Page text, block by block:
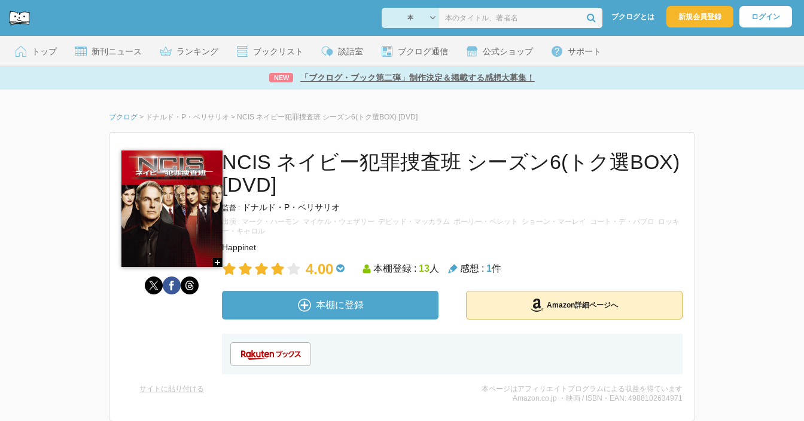
ブクログとは 新規会員登録 ログイン
トップ 新刊ニュース ランキング ブックリスト 談話室 ブクログ通信 公式ショップ サポート
NEW 「ブクログ・ブック第二弾」制作決定＆掲載する感想大募集！
ブクログ > ドナルド・P・ベリサリオ > NCIS ネイビー犯罪捜査班 シーズン6(トク選BOX) [DVD]
NCIS ネイビー犯罪捜査班 シーズン6(トク選BOX)
[DVD]
監督 : ドナルド・P・ベリサリオ
出演 : マーク・ハーモン マイケル・ウェザリー デビッド・マッカラム ポーリー・ペレット ショーン・マーレイ コート・デ・パブロ ロッキ
ー・キャロル
Happinet
4.00 本棚登録 : 13人 感想 : 1件
本棚に登録 Amazon詳細ページへ
サイトに貼り付ける
本ページはアフィリエイトプログラムによる収益を得ています
Amazon.co.jp ・映画 / ISBN・EAN: 4988102634971